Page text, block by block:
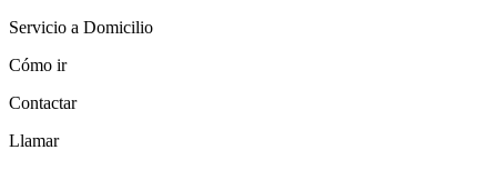
Servicio a Domicilio
Cómo ir
Contactar
Llamar